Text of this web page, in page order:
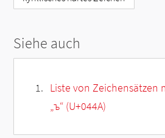
Siehe auch
Liste von Zeichensätzen
„ъ“ (U+044A)